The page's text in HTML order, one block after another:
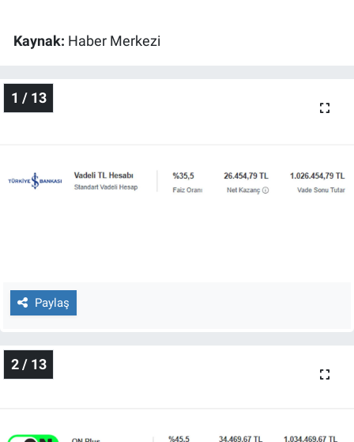
Kaynak: Haber Merkezi
1 / 13
Paylaş
2 / 13
Gün Bitiyor
Gün Ortası
Kimdir
Kültür Sanat